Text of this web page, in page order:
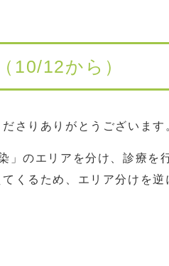
10/12から）
さりありがとうございます
」のエリアを分け、診療を
くるため、エリア分けを逆